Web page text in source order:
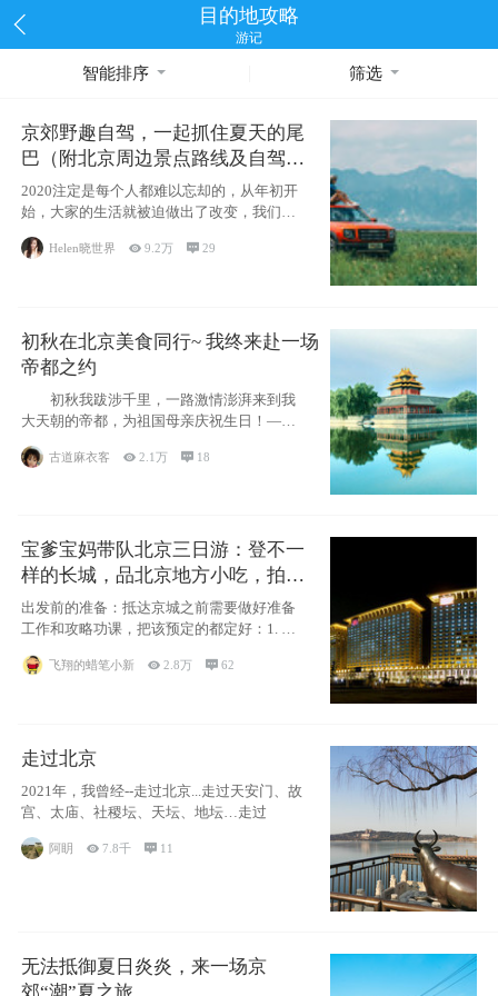
目的地攻略
游记
智能排序 筛选
京郊野趣自驾，一起抓住夏天的尾
巴（附北京周边景点路线及自驾攻
略）
2020注定是每个人都难以忘却的，从年初开
始，大家的生活就被迫做出了改变，我们也
不例外。本来双双辞职是为
Helen晓世界 9.2万 29
初秋在北京美食同行~ 我终来赴一场
帝都之约
初秋我跋涉千里，一路激情澎湃来到我
大天朝的帝都，为祖国母亲庆祝生日！——
古道麻衣客 2.1万  18
宝爹宝妈带队北京三日游：登不一
样的长城，品北京地方小吃，拍盘
古七星夜景！
出发前的准备：抵达京城之前需要做好准备
工作和攻略功课，把该预定的都定好：1. 酒
飞翔的蜡笔小新 2.8万 62
走过北京
2021年，我曾经--走过北京...走过天安门、故
宫、太庙、社稷坛、天坛、地坛…走过
阿眀 7.8千  11
无法抵御夏日炎炎，来一场京